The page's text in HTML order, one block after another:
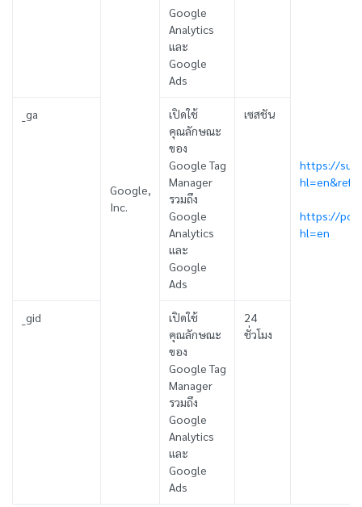
Google,
Inc.
Google
Analytics
และ
Google
Ads
https://
https://
hl=en
_ga
เปิดใช้
คุณลักษณะ
ของ
Google Tag
Manager
รวมถึง
Google
Analytics
และ
Google
Ads
เซสชัน
_gid
เปิดใช้
คุณลักษณะ
ของ
Google Tag
Manager
รวมถึง
Google
Analytics
และ
Google
Ads
24
ชั่วโมง